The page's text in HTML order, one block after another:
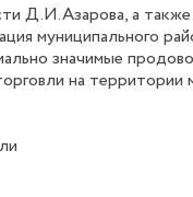
Д.И.Азарова, а
муниципального
значимые
на территории